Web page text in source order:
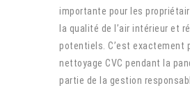
importante pour les
la qualité de l’air intérieur et
potentiels. C’est exactement
nettoyage CVC pendant la
partie de la gestion